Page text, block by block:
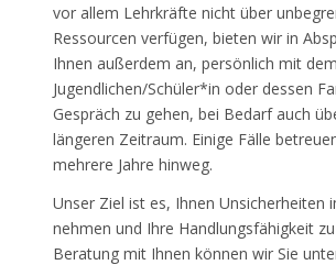
vor allem Lehrkräfte nicht über
Ressourcen verfügen, bieten wir in
Ihnen außerdem an, persönlich mit
Jugendlichen/Schüler*in oder dessen
Gespräch zu gehen, bei Bedarf auch
längeren Zeitraum. Einige Fälle
mehrere Jahre hinweg.
Unser Ziel ist es, Ihnen Unsicherheiten
nehmen und Ihre Handlungsfähigkeit
Beratung mit Ihnen können wir Sie